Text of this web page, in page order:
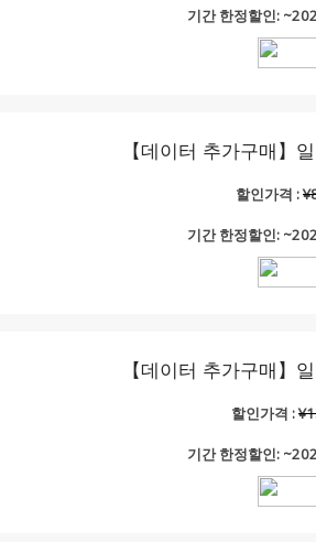
기간 한정할인:
【데이터 추가구매】
할인가격 :
기간 한정할인:
【데이터 추가구매】
할인가격 :
기간 한정할인: